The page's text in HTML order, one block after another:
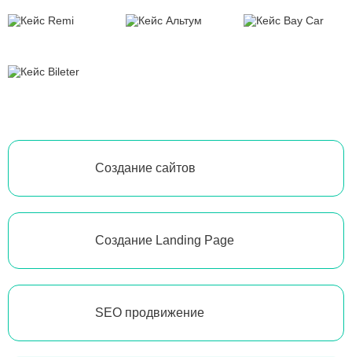
Создание сайтов
Создание Landing Page
SEO продвижение